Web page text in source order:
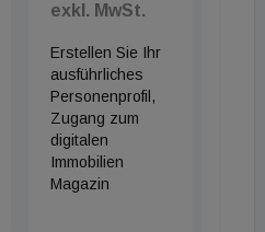
exkl. MwSt.
Erstellen Sie Ihr
ausführliches
Personenprofil,
Zugang zum
digitalen
Immobilien
Magazin